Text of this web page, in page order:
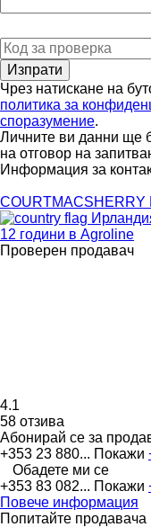
Чрез натискане на
политика за
споразумение.
Личните ви данни ще
на отговор на
Информация за
COURTMACSHERRY
12 години в Agroline
Проверен продавач
4.1
58 отзива
Абонирай се за
+353 23 880... Покажи
Обадете ми се
+353 83 082... Покажи
Повече информация
Попитайте продавача